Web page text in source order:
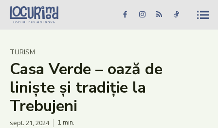
Caută în site... Căutare
Știri
Evenimente
Dezvoltare rurală
TURISM
Casa Verde – oază de
liniște și tradiție la
Trebujeni
sept. 21, 2024 1 min.